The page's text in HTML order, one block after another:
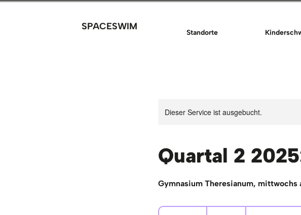
SPACESWIM
Standorte
Dieser Service ist ausgebucht.
Quartal 2
Gymnasium Theresianum, mittwochs